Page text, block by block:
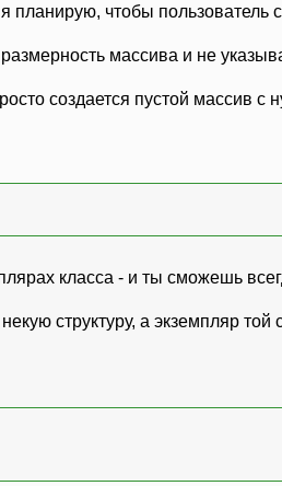
планирую, чтобы
массива и не
создается пустой массив
класса - и ты сможешь
структуру, а экземпляр той